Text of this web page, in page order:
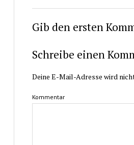
Gib den ersten
Schreibe einen
Deine E-Mail-Adresse wird
Kommentar